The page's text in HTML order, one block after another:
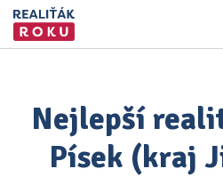
Nejlepší
Písek (kraj